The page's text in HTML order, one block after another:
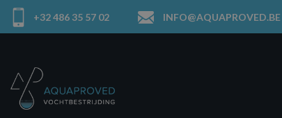
+32 486 35 57 02 INFO@AQUAPROVED.BE